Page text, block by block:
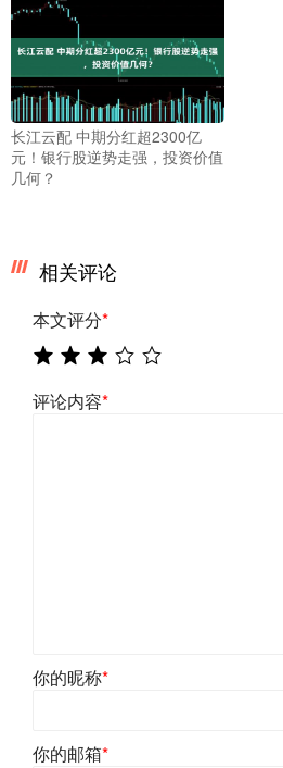
长江云配 中期分红超2300亿
元！银行股逆势走强，投资价值
几何？
相关评论
本文评分*
评论内容*
你的昵称*
你的邮箱*